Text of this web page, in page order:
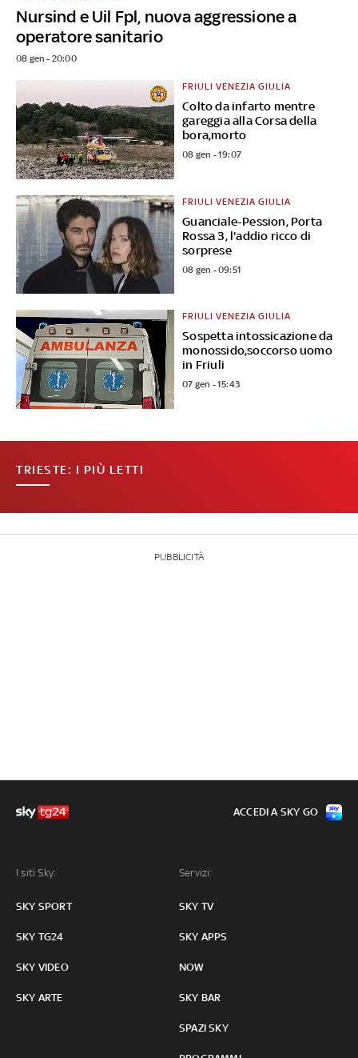
Nursind e Uil Fpl, nuova aggressione a
operatore sanitario
08 gen - 20:00
Colto da infarto mentre
gareggia alla Corsa della
bora,morto
FRIULI VENEZIA GIULIA
08 gen - 19:07
Guanciale-Pession, Porta
Rossa 3, l'addio ricco di
sorprese
FRIULI VENEZIA GIULIA
08 gen - 09:51
Sospetta intossicazione da
monossido,soccorso uomo
in Friuli
FRIULI VENEZIA GIULIA
07 gen - 15:43
TRIESTE: I PIÙ LETTI
PUBBLICITÀ
I siti Sky:
SKY SPORT
SKY TG24
SKY VIDEO
SKY ARTE
Servizi:
SKY TV
SKY APPS
NOW
SKY BAR
SPAZI SKY
ACCEDI A SKY GO